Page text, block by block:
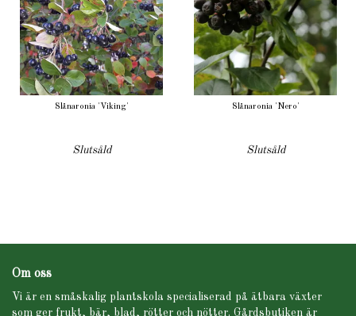
Slånaronia 'Viking'
Slutsåld
Slånaronia 'Nero'
Slutsåld
Om oss
Vi är en småskalig plantskola specialiserad på ätbara växter
som ger frukt, bär, blad, rötter och nötter. Gårdsbutiken är